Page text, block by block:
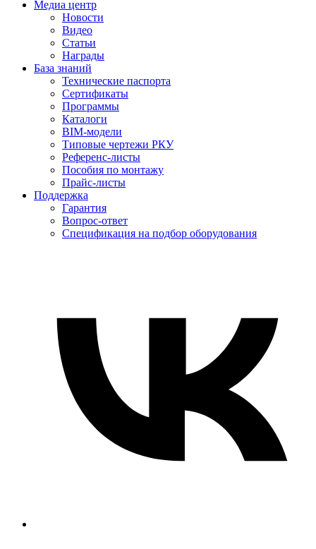
Медиа центр
Новости
Видео
Статьи
Награды
База знаний
Технические паспорта
Сертификаты
Программы
Каталоги
BIM-модели
Типовые чертежи РКУ
Референс-листы
Пособия по монтажу
Прайс-листы
Поддержка
Гарантия
Вопрос-ответ
Спецификация на подбор оборудования